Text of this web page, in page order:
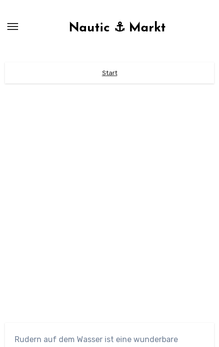
Nautic ⚓ Markt
Start
Rudern auf dem Wasser ist eine wunderbare